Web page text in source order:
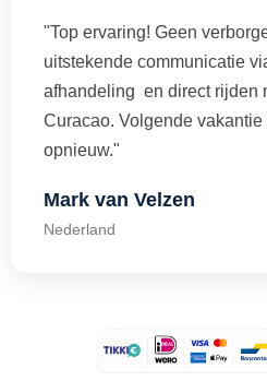
"Top ervaring! Geen
uitstekende communicatie
afhandeling en direct rijden
Curacao. Volgende
opnieuw."
Mark van Velzen
Nederland